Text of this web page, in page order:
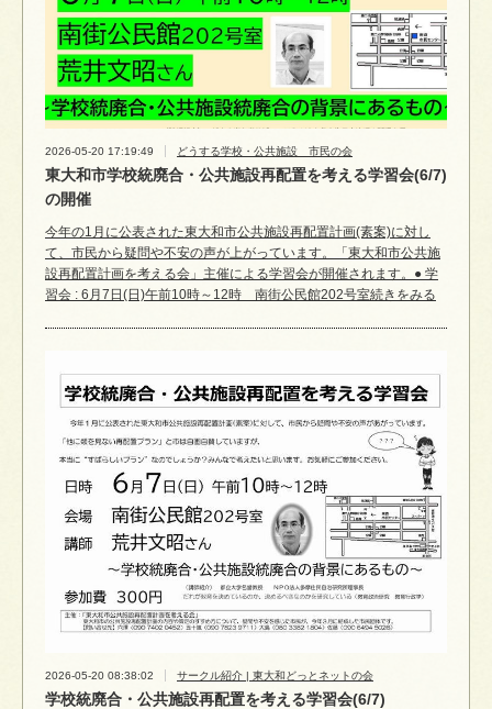
2026-05-20 17:19:49 どうする学校・公共施設 市民の会
東大和市学校統廃合・公共施設再配置を考える学習会(6/7)
の開催
今年の1月に公表された東大和市公共施設再配置計画(素案)に対し
て、市民から疑問や不安の声が上がっています。「東大和市公共施
設再配置計画を考える会」主催による学習会が開催されます。● 学
習会 : 6月7日(日)午前10時～12時 南街公民館202号室続きをみる
2026-05-20 08:38:02 サークル紹介 | 東大和どっとネットの会
学校統廃合・公共施設再配置を考える学習会(6/7)